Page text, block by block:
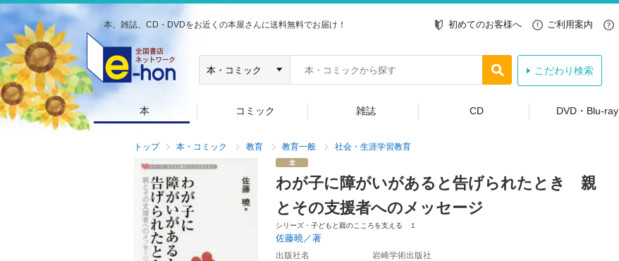
本、雑誌、CD・DVDをお近くの本屋さんに送料無料でお届け！ 初めてのお客様へ ご利用案内
こだわり検索
本 コミック 雑誌 CD DVD・Blu-ray
トップ 本・コミック 教育 教育一般 社会・生涯学習教育
わが子に障がいがあると告げられたとき 親
とその支援者へのメッセージ
シリーズ・子どもと親のこころを支える １
佐藤曉／著
出版社名
岩崎学術出版社